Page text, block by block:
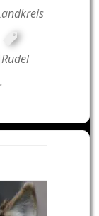
Rudel